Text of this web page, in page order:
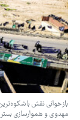
بازخوانی نقش
مهدوی و هموارسازی